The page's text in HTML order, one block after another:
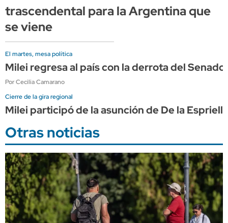
trascendental para la Argentina que
se viene
El martes, mesa política
Milei regresa al país con la derrota del
Por Cecilia Camarano
Cierre de la gira regional
Milei participó de la asunción de De la
Otras noticias